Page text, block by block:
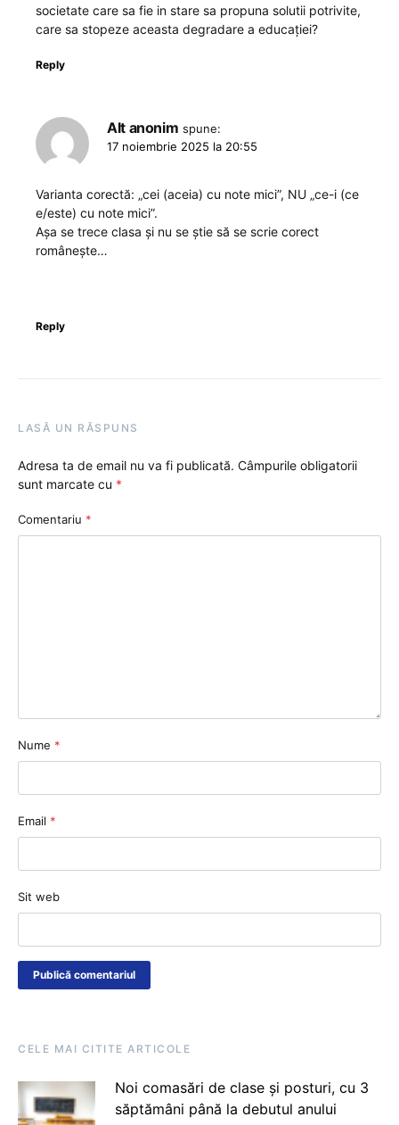
societate care sa fie in stare sa propuna solutii potrivite,
care sa stopeze aceasta degradare a educației?
Reply
Alt anonim spune:
17 noiembrie 2025 la 20:55
Varianta corectă: „cei (aceia) cu note mici”, NU „ce-i (ce
e/este) cu note mici”.
Așa se trece clasa și nu se știe să se scrie corect
românește…
Reply
LASĂ UN RĂSPUNS
Adresa ta de email nu va fi publicată. Câmpurile obligatorii
sunt marcate cu *
Comentariu *
Nume *
Email *
Sit web
CELE MAI CITITE ARTICOLE
Noi comasări de clase și posturi, cu 3
săptămâni până la debutul anului